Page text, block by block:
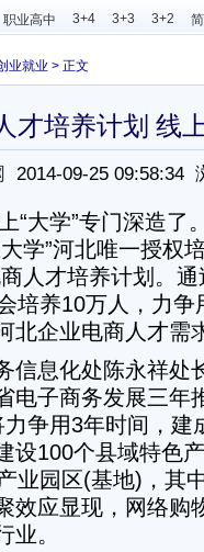
职业高中 3+4 3+3 3+2
业就业 > 正文
才培养计划 线
2014-09-25 09:58:34
大学”专门深造了
学”河北唯一授权
人才培养计划。
培养10万人，力
北企业电商人才需
息化处陈永祥处
电子商务发展三年
争用3年时间，建
设100个县域特色
业园区(基地)，其
效应显现，网络购
业。